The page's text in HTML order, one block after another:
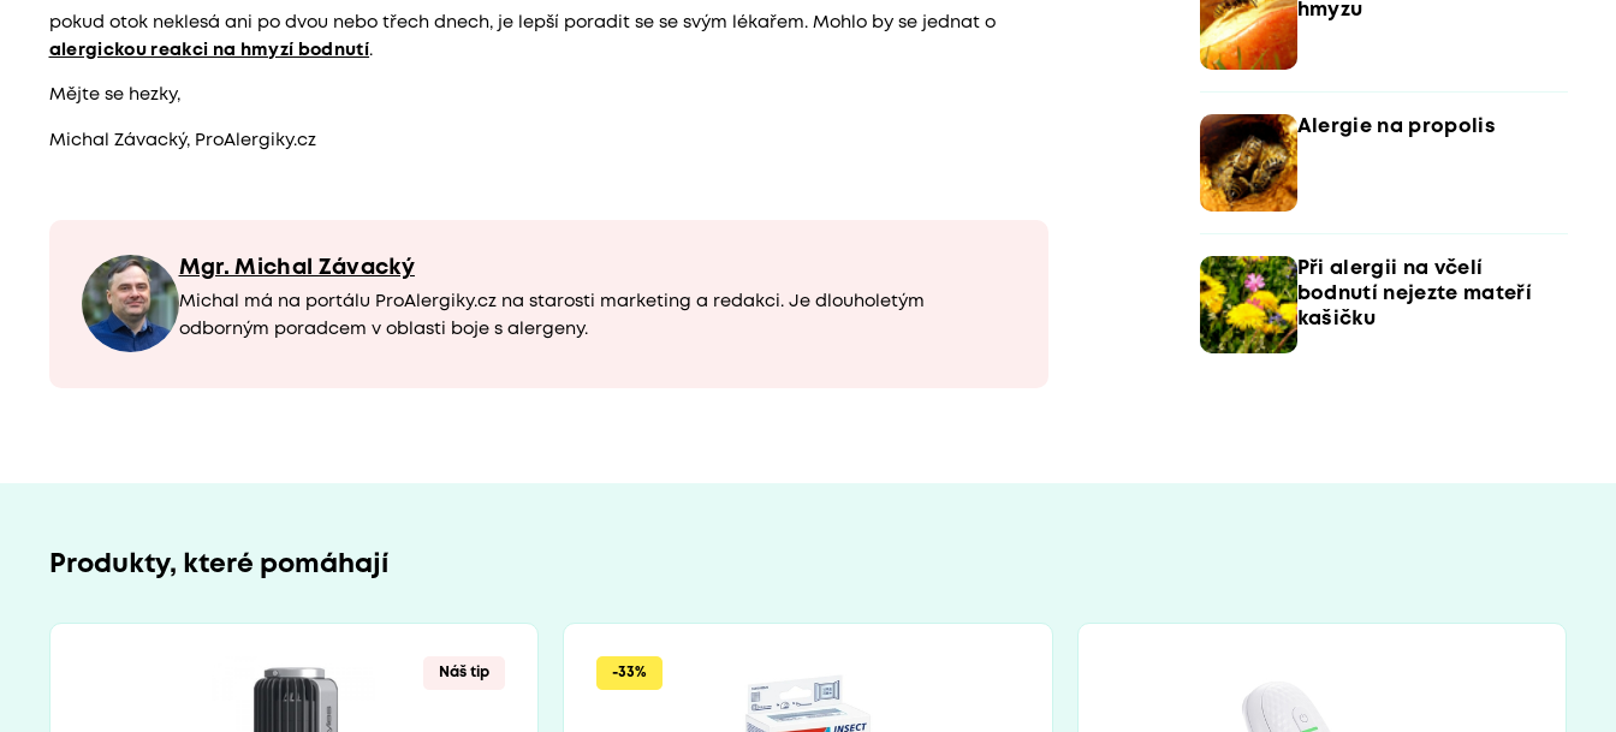
pokud otok neklesá ani po dvou nebo třech dnech, je lepší poradit se se svým lékařem. Mohlo by se jednat o
alergickou reakci na hmyzí bodnutí .
Mějte se hezky,
Michal Závacký, ProAlergiky.cz
Mgr. Michal Závacký
Michal má na portálu ProAlergiky.cz na starosti marketing a redakci. Je dlouholetým
odborným poradcem v oblasti boje s alergeny.
hmyzu
Alergie na propolis
Při alergii na včelí
bodnutí nejezte mateří
kašičku
Produkty, které pomáhají
Náš tip -33%